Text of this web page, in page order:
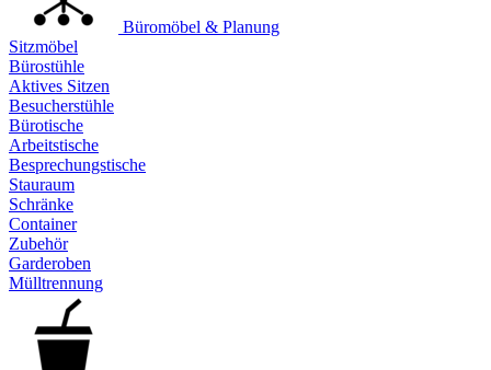
Büromöbel & Planung
Sitzmöbel
Bürostühle
Aktives Sitzen
Besucherstühle
Bürotische
Arbeitstische
Besprechungstische
Stauraum
Schränke
Container
Zubehör
Garderoben
Mülltrennung